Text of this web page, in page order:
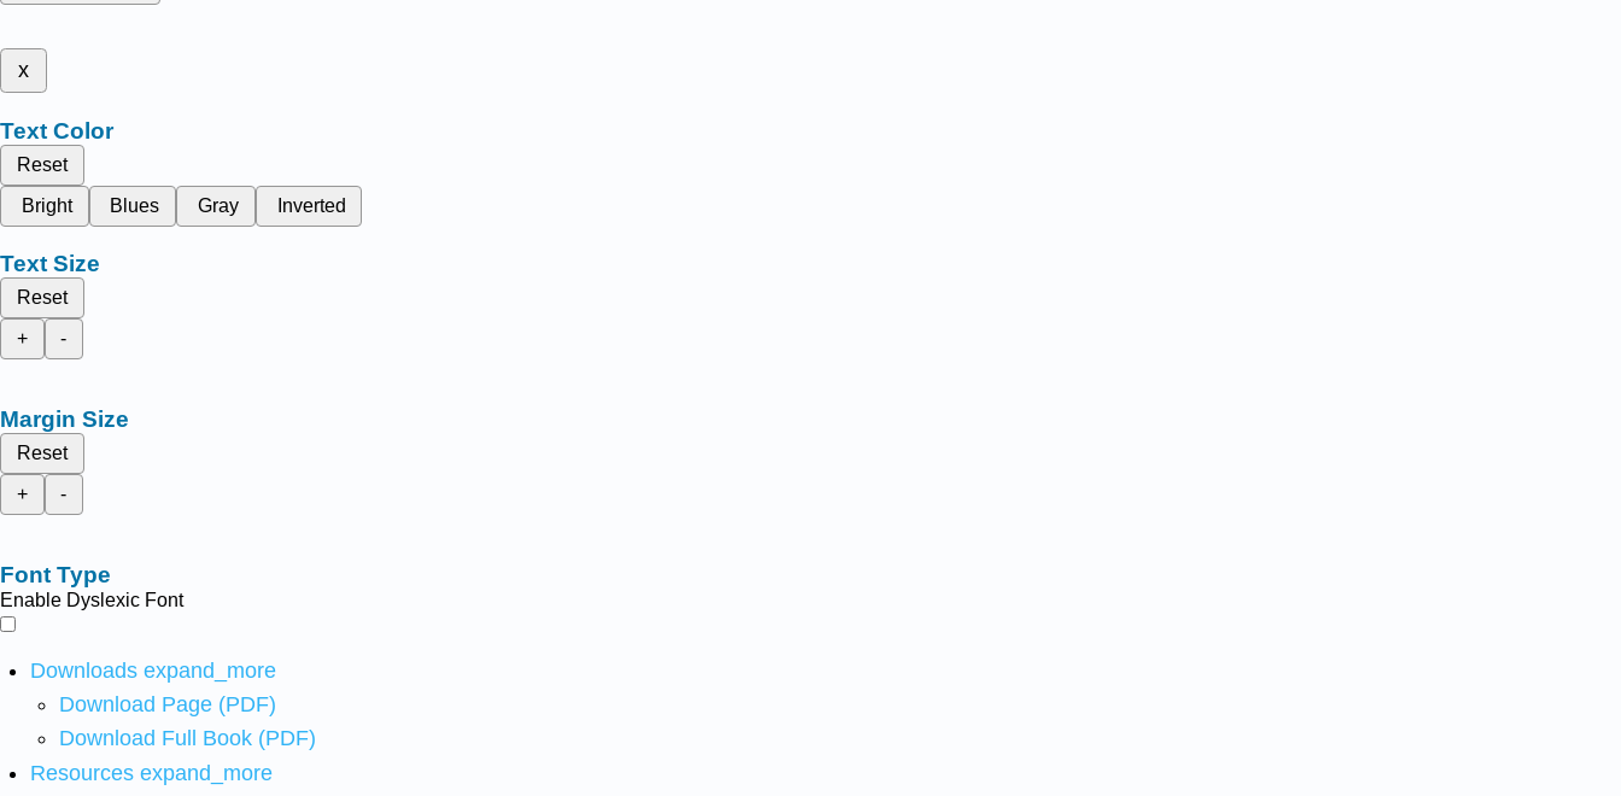
x
Text Color
Reset
Bright
Blues Gray Inverted
Text Size
Reset
+
-
Margin Size
Reset
+
-
Font Type
Enable Dyslexic Font
Downloads expand_more
Download Page (PDF)
Download Full Book (PDF)
Resources expand_more